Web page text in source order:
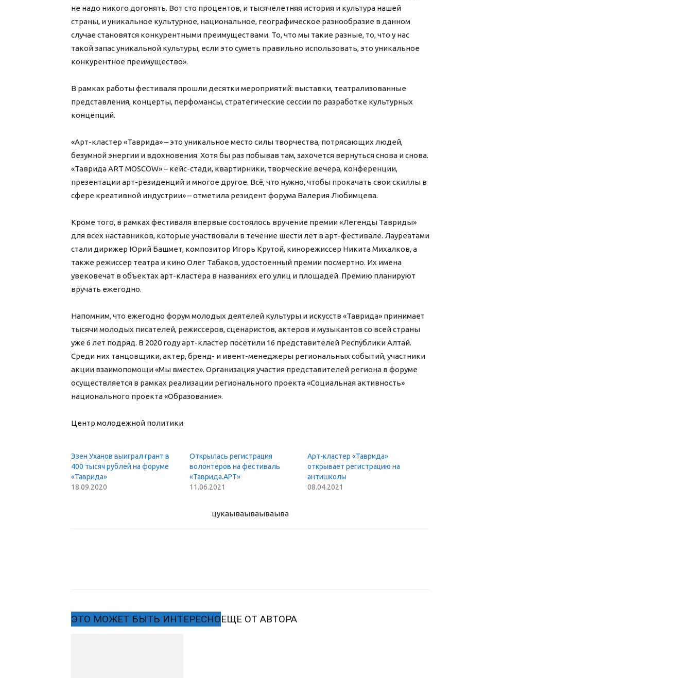
не надо никого догонять. Вот сто процентов, и тысячелетняя история и культура нашей
страны, и уникальное культурное, национальное, географическое разнообразие в данном
случае становятся конкурентными преимуществами. То, что мы такие разные, то, что у нас
такой запас уникальной культуры, если это суметь правильно использовать, это уникальное
конкурентное преимущество».
В рамках работы фестиваля прошли десятки мероприятий: выставки, театрализованные
представления, концерты, перфомансы, стратегические сессии по разработке культурных
концепций.
«Арт-кластер «Таврида» – это уникальное место силы творчества, потрясающих людей,
безумной энергии и вдохновения. Хотя бы раз побывав там, захочется вернуться снова и снова.
«Таврида ART MOSCOW» – кейс-стади, квартирники, творческие вечера, конференции,
презентации арт-резиденций и многое другое. Всё, что нужно, чтобы прокачать свои скиллы в
сфере креативной индустрии» – отметила резидент форума Валерия Любимцева.
Кроме того, в рамках фестиваля впервые состоялось вручение премии «Легенды Тавриды»
для всех наставников, которые участвовали в течение шести лет в арт-фестивале. Лауреатами
стали дирижер Юрий Башмет, композитор Игорь Крутой, кинорежиссер Никита Михалков, а
также режиссер театра и кино Олег Табаков, удостоенный премии посмертно. Их имена
увековечат в объектах арт-кластера в названиях его улиц и площадей. Премию планируют
вручать ежегодно.
Напомним, что ежегодно форум молодых деятелей культуры и искусств «Таврида» принимает
тысячи молодых писателей, режиссеров, сценаристов, актеров и музыкантов со всей страны
уже 6 лет подряд. В 2020 году арт-кластер посетили 16 представителей Республики Алтай.
Среди них танцовщики, актер, бренд- и ивент-менеджеры региональных событий, участники
акции взаимопомощи «Мы вместе». Организация участия представителей региона в форуме
осуществляется в рамках реализации регионального проекта «Социальная активность»
национального проекта «Образование».
Центр молодежной политики
Эзен Уханов выиграл грант в
400 тысяч рублей на форуме
«Таврида»
18.09.2020
Открылась регистрация
волонтеров на фестиваль
«Таврида.АРТ»
11.06.2021
Арт-кластер «Таврида»
открывает регистрацию на
антишколы
08.04.2021
цукаываываываыва
ЭТО МОЖЕТ БЫТЬ ИНТЕРЕСНОЕЩЕ ОТ АВТОРА